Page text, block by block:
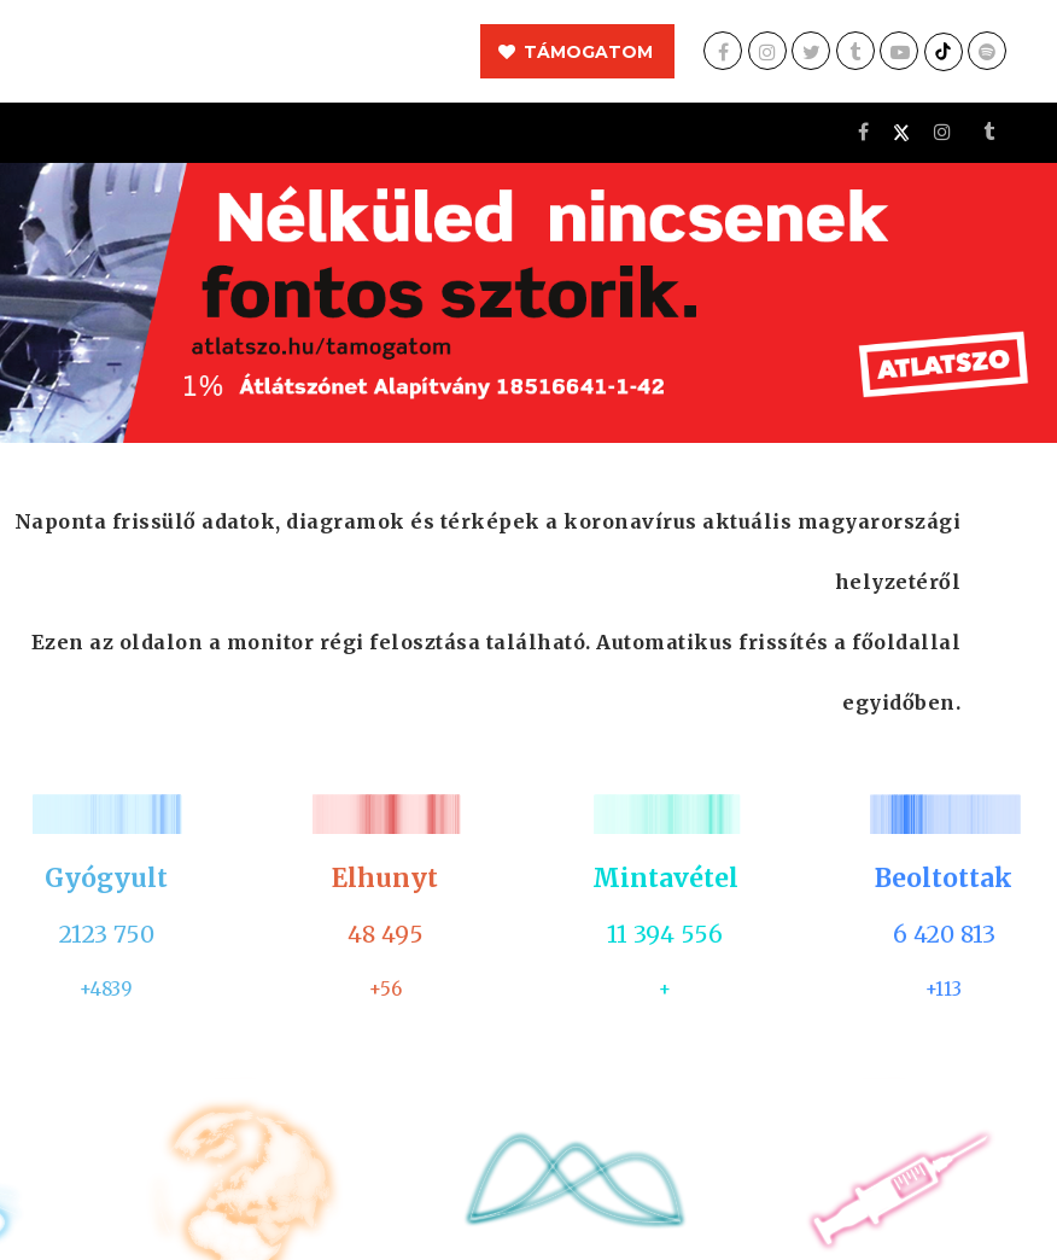
TÁMOGATOM
Naponta frissülő adatok, diagramok és térképek a koronavírus aktuális magyarországi
helyzetéről
Ezen az oldalon a monitor régi felosztása található. Automatikus frissítés a főoldallal
egyidőben.